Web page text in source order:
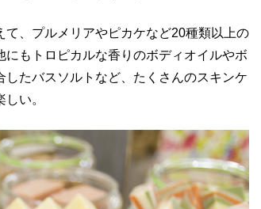
、プルメリアやピカケなど20種類以上の
もトロピカルな香りのボディオイルやボ
たバスソルトなど、たくさんのスキンケ
い。